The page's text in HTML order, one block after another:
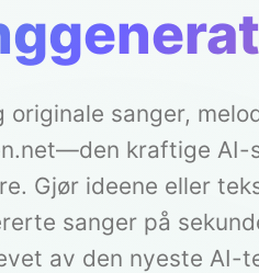
originale sanger,
kraftige AI-
Gjør ideene eller
sanger på
av den nyeste AI-